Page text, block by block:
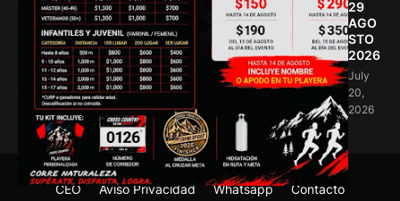
29
AGO
STO
2026
July
20,
2026
CEO Aviso Privacidad Whatsapp Contacto